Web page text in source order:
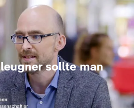
sollte man